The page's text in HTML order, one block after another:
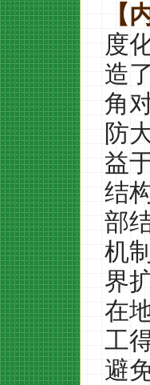
【
度
造
角
防
益
结
部
机
界
在
工
避